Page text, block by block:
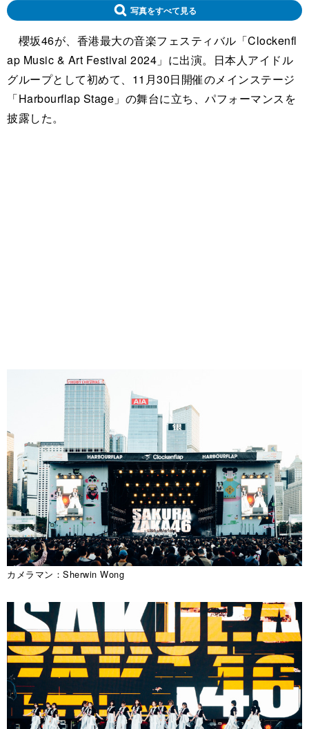
写真をすべて見る
櫻坂46が、香港最大の音楽フェスティバル「Clockenfl
ap Music & Art Festival 2024」に出演。日本人アイドル
グループとして初めて、11月30日開催のメインステージ
「Harbourflap Stage」の舞台に立ち、パフォーマンスを
披露した。
カメラマン：Sherwin Wong